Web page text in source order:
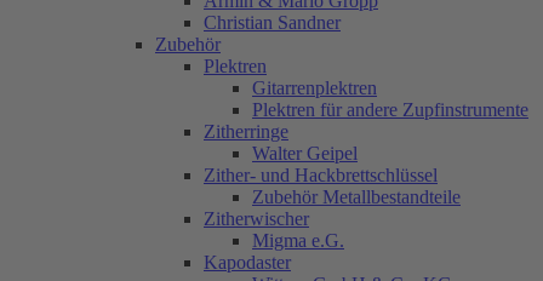
Christian Sandner
Zubehör
Plektren
Gitarrenplektren
Plektren für andere Zupfinstrumente
Zitherringe
Walter Geipel
Zither- und Hackbrettschlüssel
Zubehör Metallbestandteile
Zitherwischer
Migma e.G.
Kapodaster